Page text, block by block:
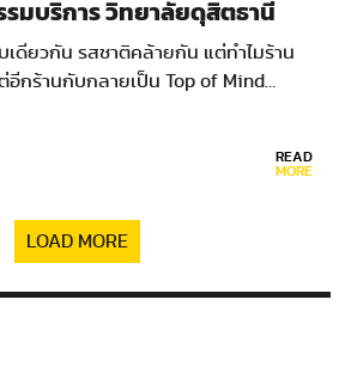
มบริการ วิทยาลัยดุสิตธานี
โรงแรม เป็นอะไรได้บ้าง?
เดียวกัน รสชาติคล้ายกัน แต่ทำไมร้าน
อีกร้านกับกลายเป็น Top of Mind…
READ
MORE
LOAD MORE